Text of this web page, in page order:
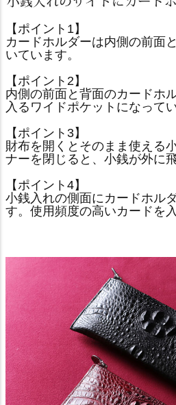
【ポイント1】
カードホルダーは内側の前面
いています。
【ポイント2】
内側の前面と背面のカードホ
入るワイドポケットになってい
【ポイント3】
財布を開くとそのまま使える
ナーを閉じると、小銭が外に
【ポイント4】
小銭入れの側面にカードホル
す。使用頻度の高いカードを